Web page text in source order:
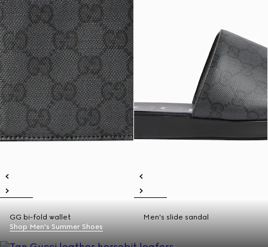
GG bi-fold wallet
Men's slide sandal
Shop Men's Summer Shoes